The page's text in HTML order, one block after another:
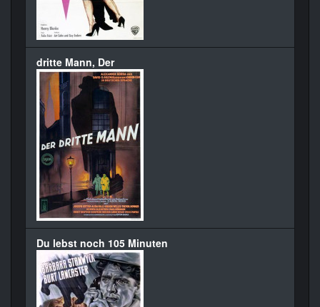
dritte Mann, Der
Du lebst noch 105 Minuten